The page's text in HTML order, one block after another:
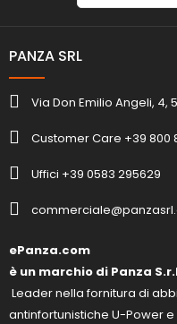
PANZA SRL
Via Don Emilio Angeli, 4,
Customer Care +39 800
Uffici +39 0583 295629
ePanza.com
è un marchio di Panza
Leader nella fornitura di
antinfortunistiche U-Power